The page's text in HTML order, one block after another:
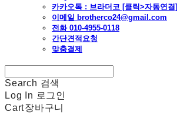
카카오톡 : 브라더코 [클릭>자동연결]
이메일 brotherco24@gmail.com
전화 010-4955-0118
간단견적요청
맞춤결제
Search 검색
Log In 로그인
Cart장바구니